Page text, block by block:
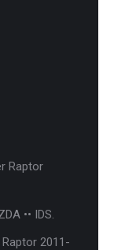
Raptor
•• IDS.
Raptor 2011-